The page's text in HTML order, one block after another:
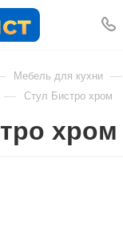
Мебель для кухни —
— Стул Бистро хром
хром